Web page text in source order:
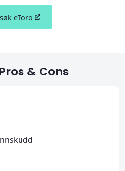
eToro
& Cons